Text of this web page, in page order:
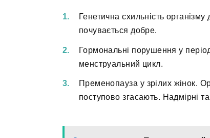
Генетична схильність
почувається добре.
Гормональні порушення у
менструальний цикл.
Пременопауза у зрілих жінок.
поступово згасають. Надмірні